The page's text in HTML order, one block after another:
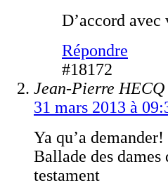
D’accord avec
Répondre
#18172
Jean-Pierre HECQ
31 mars 2013 à
Ya qu’a demander!
Ballade des
testament